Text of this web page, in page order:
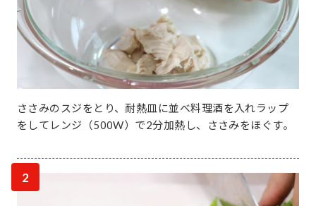
ささみのスジをとり、耐熱皿に並べ料理酒を入れラップ
をしてレンジ（500W）で2分加熱し、ささみをほぐす。
2